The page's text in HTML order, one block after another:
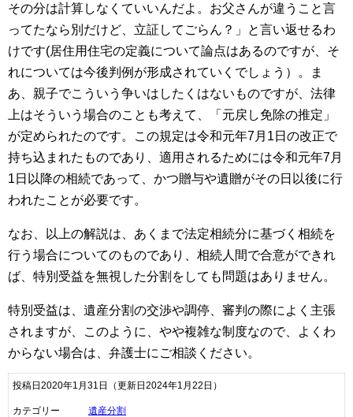
その分は計算しなくていいんだよ。お父さんが違うこと言
ってたなら別だけど、立証してごらん？」と言い返せるわ
けです(居住用住宅の定義について論点はあるのですが、そ
れについては今後判例が形成されていくでしょう）。ま
あ、親子でこういう争いはしたくはないものですが、法律
上はそういう場合のことも考えて、「元戻し免除の推定」
が定められたのです。この規定は令和元年7月1日の改正で
持ち込まれたものであり、適用されるためには令和元年7月
1日以降の相続であって、かつ贈与や遺贈がその日以後に行
われたことが必要です。
なお、以上の解説は、あくまで法定相続分に基づく相続を
行う場合についてのものであり、相続人間で合意ができれ
ば、特別受益を無視した分割をしても問題はありません。
特別受益は、遺産分割の交渉や調停、審判の際によく主張
されますが、このように、やや複雑な制度なので、よくわ
からない場合は、弁護士にご相談ください。
投稿日2020年1月31日 （更新日2024年1月22日）
カテゴリー 遺産分割